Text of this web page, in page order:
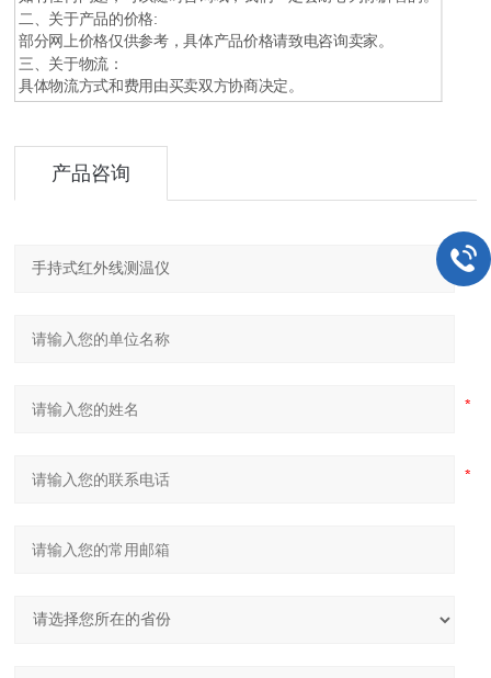
二、关于产品的价格:
部分网上价格仅供参考，具体产品价格请致电咨询卖家。
三、关于物流：
具体物流方式和费用由买卖双方协商决定。
产品咨询